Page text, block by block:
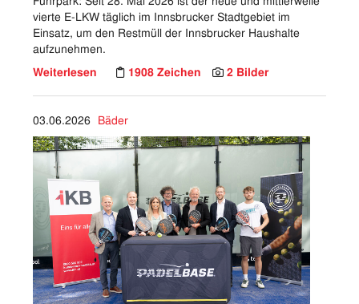
vierte E-LKW täglich im Innsbrucker Stadtgebiet im
Einsatz, um den Restmüll der Innsbrucker Haushalte
aufzunehmen.
Weiterlesen
1908 Zeichen 2 Bilder
03.06.2026 Bäder